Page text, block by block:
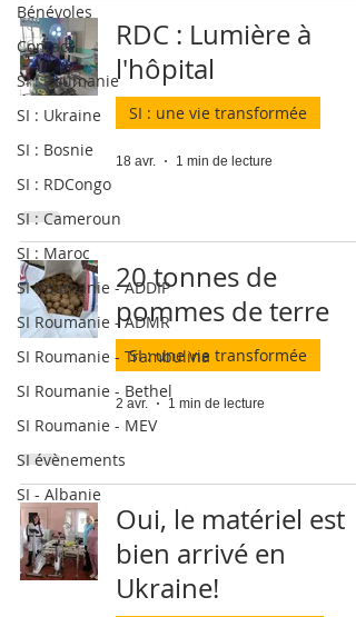
Bénévoles
Contact
SI : Roumanie
SI : Ukraine
SI : Bosnie
SI : RDCongo
SI : Cameroun
SI : Maroc
SI Roumanie - ADDIP
SI Roumanie - ADMR
SI Roumanie - Trambulina
SI Roumanie - Bethel
SI Roumanie - MEV
SI évènements
SI - Albanie
RDC : Lumière à
l'hôpital
SI : une vie transformée
18 avr. 1 min de lecture
20 tonnes de
pommes de terre
SI : une vie transformée
2 avr. 1 min de lecture
Oui, le matériel est
bien arrivé en
Ukraine!